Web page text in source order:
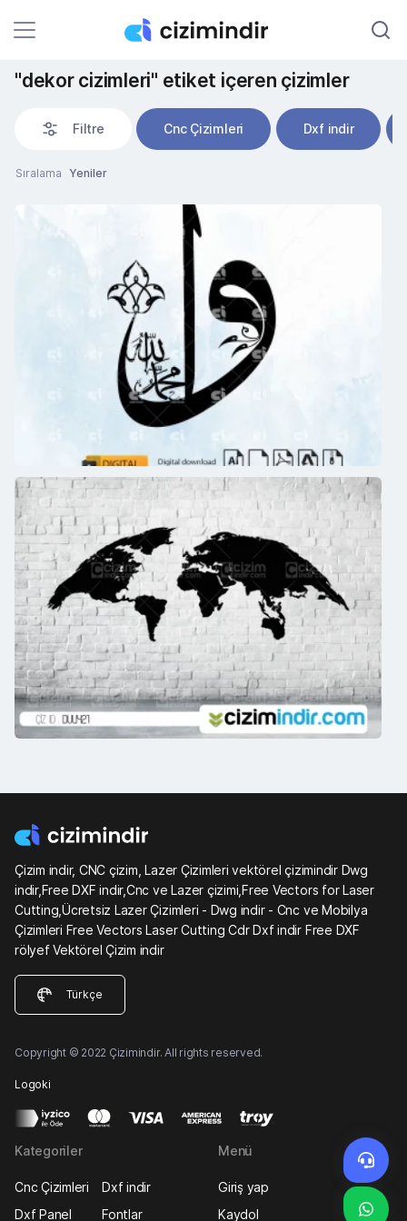
"dekor cizimleri" etiket içeren çizimler
Filtre Cnc Çizimleri Dxf indir
Sıralama Yeniler
Çizim indir, CNC çizim, Lazer Çizimleri vektörel çizimindir Dwg
indir,Free DXF indir,Cnc ve Lazer çizimi,Free Vectors for Laser
Cutting,Ücretsiz Lazer Çizimleri - Dwg indir - Cnc ve Mobilya
Çizimleri Free Vectors Laser Cutting Cdr Dxf indir Free DXF
rölyef Vektörel Çizim indir
Türkçe
Copyright © 2022 Çizimindir. All rights reserved.
Logoki
Kategoriler
Cnc Çizimleri
Dxf indir
Dxf Panel
Fontlar
Menü
Giriş yap
Kaydol